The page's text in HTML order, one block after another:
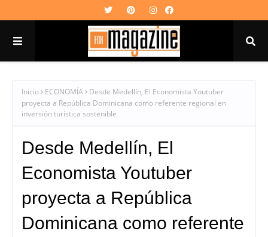
Inicio ECONOMÍA
Desde Medellín, El Economista Youtuber
proyecta a República Dominicana como referente regional en
inversión turística sostenible
Desde Medellín, El
Economista Youtuber
proyecta a República
Dominicana como referente